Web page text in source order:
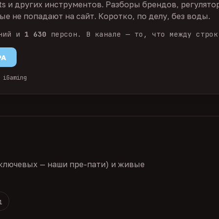
и других инструментов. Разборы брендов,
не попадают на сайт. Коротко, по делу, без воды.
и 1 630 персон. В канале — то, что между
— наши пре-пати) и живые